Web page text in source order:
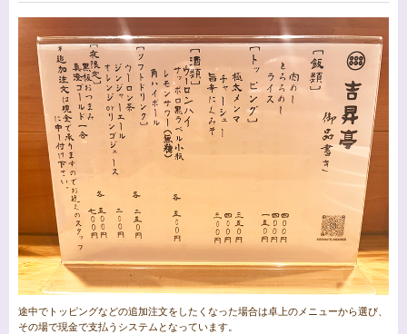
途中でトッピングなどの追加注文をしたくなった場合は卓上のメニューから選び、
その場で現金で支払うシステムとなっています。